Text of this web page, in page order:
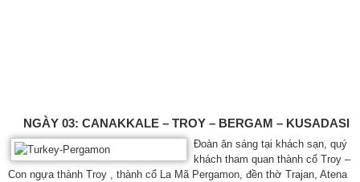
NGÀY 03: CANAKKALE – TROY – BERGAM – KUSADASI
Đoàn ăn sáng tại khách sạn, quý
khách tham quan thành cổ Troy –
Con ngựa thành Troy , thành cổ La Mã Pergamon, đền thờ Trajan, Atena